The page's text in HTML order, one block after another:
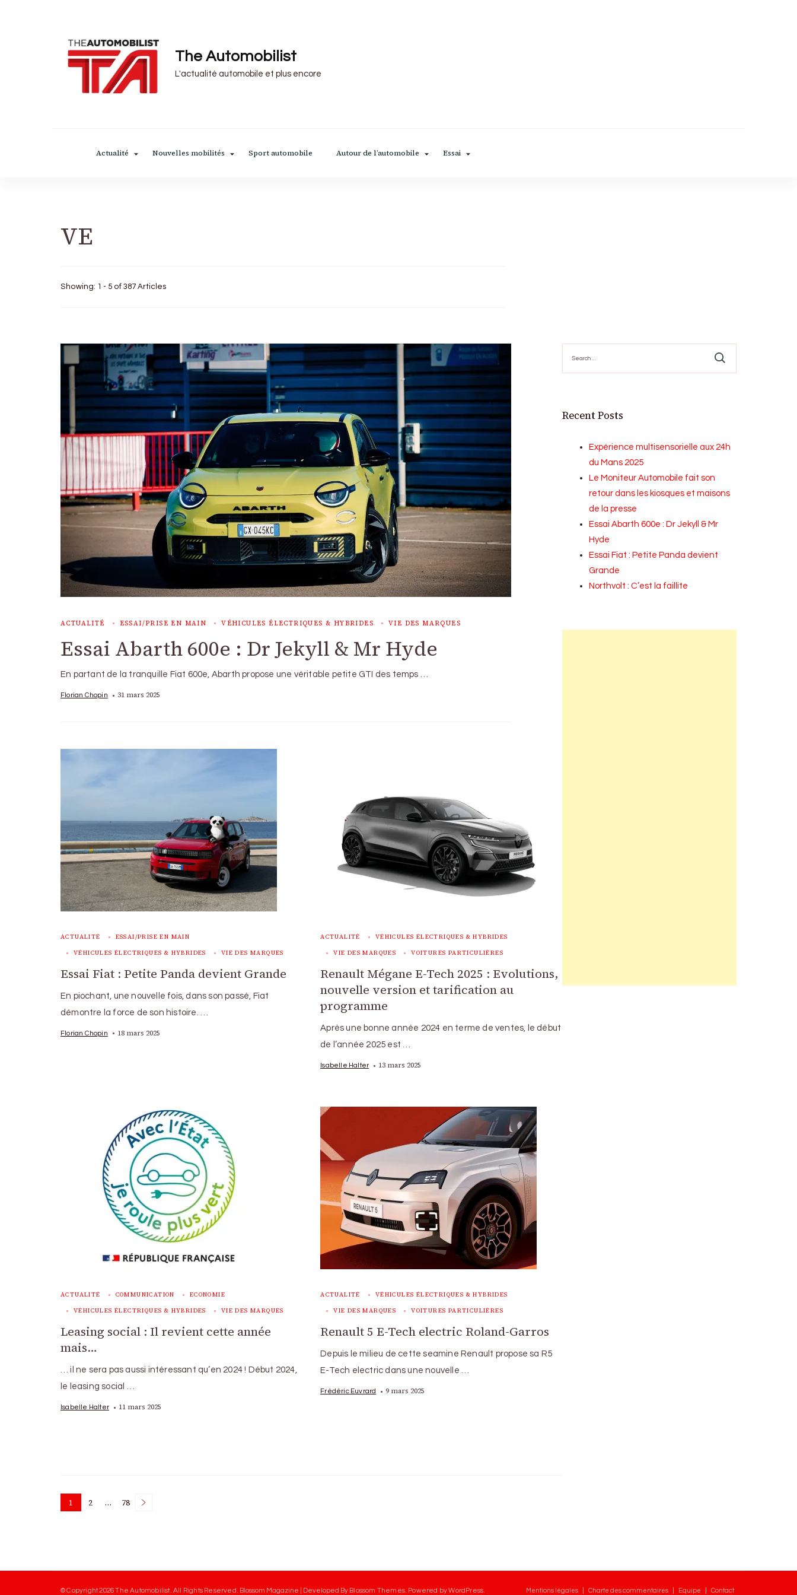
The Automobilist
L'actualité automobile et plus encore
Actualité Nouvelles mobilités Sport automobile Autour de l’automobile Essai
VE
Showing: 1 - 5 of 387 Articles
ACTUALITÉ ESSAI/PRISE EN MAIN VÉHICULES ÉLECTRIQUES & HYBRIDES VIE DES MARQUES
Essai Abarth 600e : Dr Jekyll & Mr Hyde
En partant de la tranquille Fiat 600e, Abarth propose une véritable petite GTI des temps …
Florian Chopin 31 mars 2025
ACTUALITÉ ESSAI/PRISE EN MAIN
VÉHICULES ÉLECTRIQUES & HYBRIDES VIE DES MARQUES
Essai Fiat : Petite Panda devient Grande
En piochant, une nouvelle fois, dans son passé, Fiat
démontre la force de son histoire. …
Florian Chopin 18 mars 2025
ACTUALITÉ VÉHICULES ÉLECTRIQUES & HYBRIDES
VIE DES MARQUES VOITURES PARTICULIÈRES
Renault Mégane E-Tech 2025 : Evolutions,
nouvelle version et tarification au
programme
Après une bonne année 2024 en terme de ventes, le début
de l’année 2025 est …
Isabelle Halter 13 mars 2025
ACTUALITÉ COMMUNICATION ECONOMIE
VÉHICULES ÉLECTRIQUES & HYBRIDES VIE DES MARQUES
Leasing social : Il revient cette année
mais…
… il ne sera pas aussi intéressant qu’en 2024 ! Début 2024,
le leasing social …
Isabelle Halter 11 mars 2025
ACTUALITÉ VÉHICULES ÉLECTRIQUES & HYBRIDES
VIE DES MARQUES VOITURES PARTICULIÈRES
Renault 5 E-Tech electric Roland-Garros
Depuis le milieu de cette seamine Renault propose sa R5
E-Tech electric dans une nouvelle …
Frédéric Euvrard 9 mars 2025
Posts
Page
1 Page
2 … Page
78
for:
Recent Posts
Expérience multisensorielle aux 24h
du Mans 2025
Le Moniteur Automobile fait son
retour dans les kiosques et maisons
de la presse
Essai Abarth 600e : Dr Jekyll & Mr
Hyde
Essai Fiat : Petite Panda devient
Grande
Northvolt : C’est la faillite
© Copyright 2026The Automobilist. All Rights Reserved. Blossom Magazine | Developed By Blossom Themes Powered byWordPress Mentions légales Charte des commentaires Equipe Contact